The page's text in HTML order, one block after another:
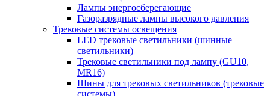
Лампы энергосберегающие
Газоразрядные лампы высокого давления
Трековые системы освещения
LED трековые светильники (шинные
светильники)
Трековые светильники под лампу (GU10,
MR16)
Шины для трековых светильников (трековые
системы)